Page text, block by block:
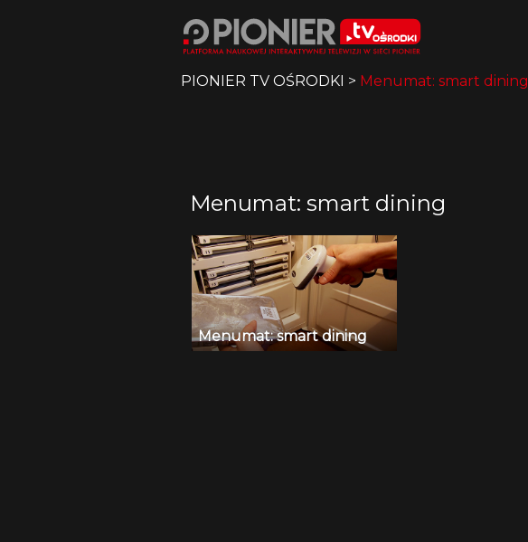
PIONIER TV OŚRODKI > Menumat: smart dining
Menumat: smart dining
Menumat: smart dining